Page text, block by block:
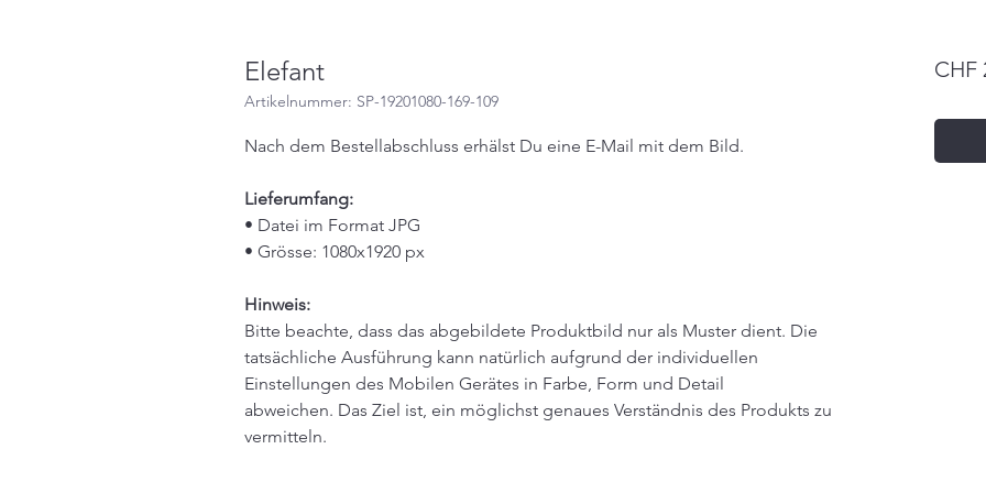
Elefant
Artikelnummer: SP-19201080-169-109
Nach dem Bestellabschluss erhälst Du eine E-Mail mit dem Bild.
Lieferumfang:
• Datei im Format JPG
• Grösse: 1080x1920 px
Hinweis:
Bitte beachte, dass das abgebildete Produktbild nur als Muster dient. Die
tatsächliche Ausführung kann natürlich aufgrund der individuellen
Einstellungen des Mobilen Gerätes in Farbe, Form und Detail
abweichen. Das Ziel ist, ein möglichst genaues Verständnis des Produkts zu
vermitteln.
CHF